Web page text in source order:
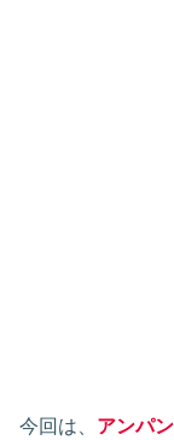
今回は、 アンパ